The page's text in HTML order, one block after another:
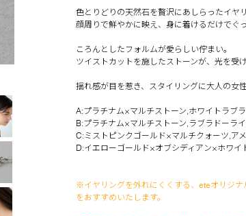
色とりどりの天然石を贅沢にあしらったイヤリ
顔周りで鮮やかに映え、身に着けるだけでぐ
ころんとしたフォルムが愛らしい佇まい。
ツイストカットを施したストーンが、光を受
揺れ感が目を惹き、スタイリングに大人の女
A:プラチナム×マルチストーン,ホワイトラブ
B:プラチナム×マルチストーン,ラブラドーラ
C:ミストピンクゴールド×マルチクォーツ,ア
D:イエローゴールド×オブシディアン×ホワイ
※イヤリングを外れにくくする、eteオリジ
をおすすめいたします。